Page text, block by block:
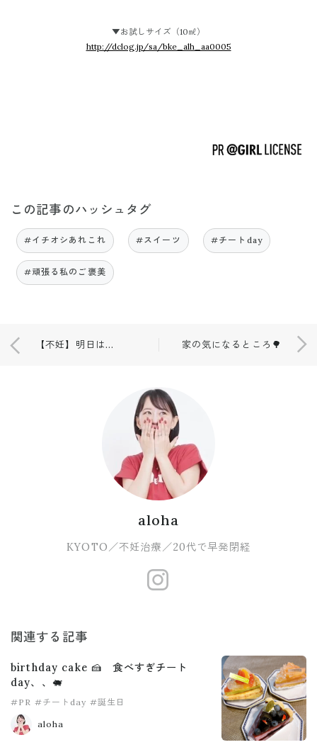
▼お試しサイズ（10㎖）
http://dclog.jp/sa/bke_alh_aa0005
この記事のハッシュタグ
#イチオシあれこれ #スイーツ #チートday
#頑張る私のご褒美
【不妊】明日は産婦人科／コンビニスイーツ感想 家の気になるところ🌳
aloha
KYOTO／不妊治療／20代で早発閉経
関連する記事
birthday cake 🍰 食べすぎチート
day、、🐖
#PR #チートday #誕生日
aloha